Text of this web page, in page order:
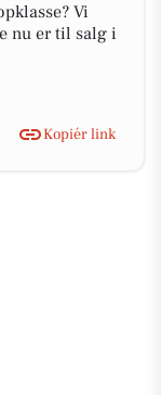
Vi
nu er til salg i
Kopiér link